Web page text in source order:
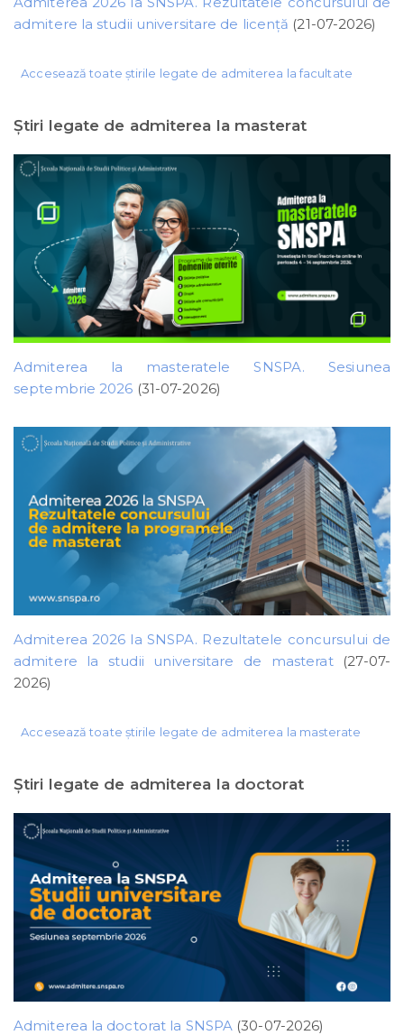
admitere la studii universitare de licență (21-07-2026)
Accesează toate știrile legate de admiterea la facultate
Ştiri legate de admiterea la masterat
Admiterea la masteratele SNSPA. Sesiunea
septembrie 2026 (31-07-2026)
Admiterea 2026 la SNSPA. Rezultatele concursului de
admitere la studii universitare de masterat
(27-07-
2026)
Accesează toate știrile legate de admiterea la masterate
Ştiri legate de admiterea la doctorat
Admiterea la doctorat la SNSPA (30-07-2026)